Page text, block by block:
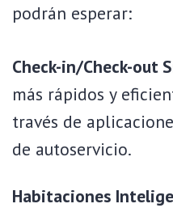
podrán esperar:
Check-in/Check-out
más rápidos y
través de
de autoservicio.
Habitaciones